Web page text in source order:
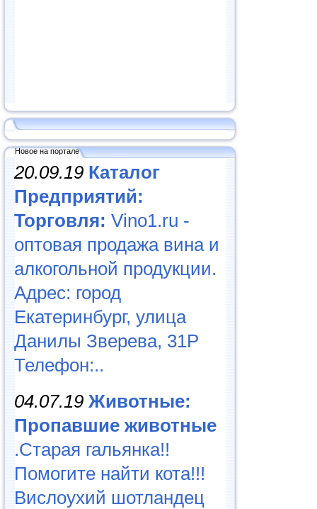
Новое на портале
20.09.19 Каталог
Предприятий:
Торговля: Vino1.ru -
оптовая продажа вина и
алкогольной продукции.
Адрес: город
Екатеринбург, улица
Данилы Зверева, 31Р
Телефон:..
04.07.19 Животные:
Пропавшие животные
.Старая гальянка!!
Помогите найти кота!!!
Вислоухий шотландец